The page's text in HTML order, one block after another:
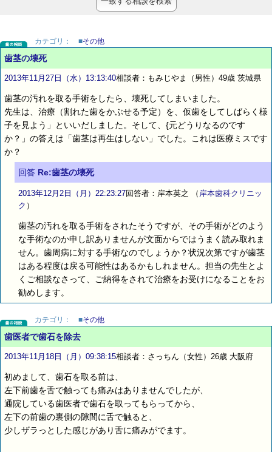
カテゴリ： ■その他
歯茎の壊死
2013年11月27日（水）13:13:40相談者：もみじやま（男性）49歳 茨城県
歯茎の汚れを取る手術をしたら、壊死してしまいました。
先生は、治療（割れた歯をかぶせる予定）を、仮歯をしてしばらく様
子を見よう」といいだしました。そして、{元どうりなるのです
か？」の答えは「歯茎は再生はしない」でした。これは医療ミスです
か？
回答 Re:歯茎の壊死
2013年12月2日（月）22:23:27回答者：岸本英之 （ 岸本歯科クリニッ
ク ）
歯茎の汚れを取る手術をされたそうですが、その手術がどのよう
な手術なのか申し訳ありませんが文面からではうまく読み取れま
せん。歯周病に対する手術なのでしょうか？状況次第ですが歯茎
はある程度は戻る可能性はあるかもしれません。担当の先生とよ
くご相談なさって、ご納得をされて治療をお受けになることをお
勧めします。
カテゴリ： ■その他
歯医者で歯石を除去
2013年11月18日（月）09:38:15相談者：さっちん（女性）26歳 大阪府
初めまして、歯石を取る前は、
左下前歯を舌で触っても痛みはありませんでしたが、
通院している歯医者で歯石を取ってもらってから、
左下の前歯の裏側の隙間に舌で触ると、
少しザラっとした感じがあり舌に痛みがでます。